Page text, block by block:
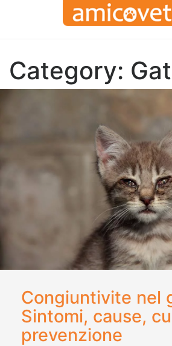
Category:
Congiuntivite nel
Sintomi, cause,
prevenzione